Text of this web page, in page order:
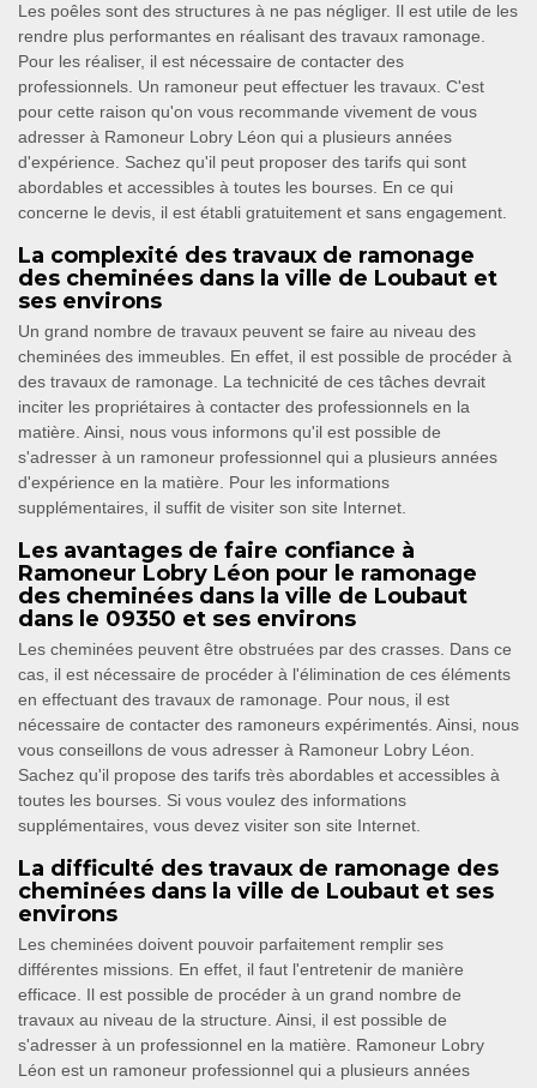
Les poêles sont des structures à ne pas négliger. Il est utile de les
rendre plus performantes en réalisant des travaux ramonage.
Pour les réaliser, il est nécessaire de contacter des
professionnels. Un ramoneur peut effectuer les travaux. C'est
pour cette raison qu'on vous recommande vivement de vous
adresser à Ramoneur Lobry Léon qui a plusieurs années
d'expérience. Sachez qu'il peut proposer des tarifs qui sont
abordables et accessibles à toutes les bourses. En ce qui
concerne le devis, il est établi gratuitement et sans engagement.
La complexité des travaux de ramonage
des cheminées dans la ville de Loubaut et
ses environs
Un grand nombre de travaux peuvent se faire au niveau des
cheminées des immeubles. En effet, il est possible de procéder à
des travaux de ramonage. La technicité de ces tâches devrait
inciter les propriétaires à contacter des professionnels en la
matière. Ainsi, nous vous informons qu'il est possible de
s'adresser à un ramoneur professionnel qui a plusieurs années
d'expérience en la matière. Pour les informations
supplémentaires, il suffit de visiter son site Internet.
Les avantages de faire confiance à
Ramoneur Lobry Léon pour le ramonage
des cheminées dans la ville de Loubaut
dans le 09350 et ses environs
Les cheminées peuvent être obstruées par des crasses. Dans ce
cas, il est nécessaire de procéder à l'élimination de ces éléments
en effectuant des travaux de ramonage. Pour nous, il est
nécessaire de contacter des ramoneurs expérimentés. Ainsi, nous
vous conseillons de vous adresser à Ramoneur Lobry Léon.
Sachez qu'il propose des tarifs très abordables et accessibles à
toutes les bourses. Si vous voulez des informations
supplémentaires, vous devez visiter son site Internet.
La difficulté des travaux de ramonage des
cheminées dans la ville de Loubaut et ses
environs
Les cheminées doivent pouvoir parfaitement remplir ses
différentes missions. En effet, il faut l'entretenir de manière
efficace. Il est possible de procéder à un grand nombre de
travaux au niveau de la structure. Ainsi, il est possible de
s'adresser à un professionnel en la matière. Ramoneur Lobry
Léon est un ramoneur professionnel qui a plusieurs années